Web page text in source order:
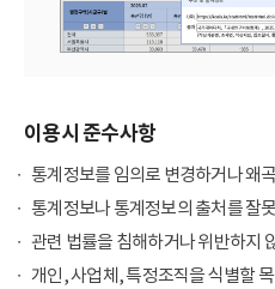
이용시 준수사항
통계정보를 임의로 변경하거나 왜
통계정보나 통계정보의 출처를 잘
관련 법률을 침해하거나 위반하지
개인, 사업체, 특정조직을 식별할